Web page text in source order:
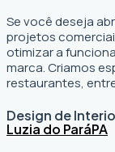
Se você deseja
projetos
otimizar a
marca. Criamos
restaurantes,
Design de
Luzia do ParáPA